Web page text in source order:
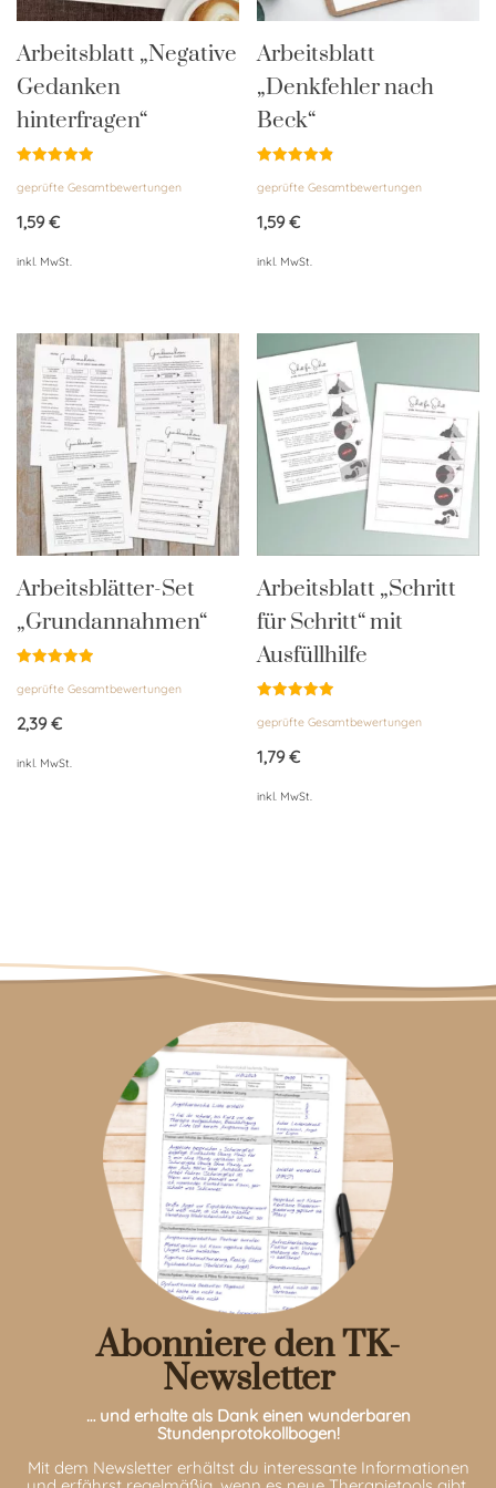
Arbeitsblatt „Negative
Gedanken
hinterfragen“
mit
von 5
geprüfte Gesamtbewertungen
1,59€
inkl. MwSt.
Arbeitsblatt
„Denkfehler nach
Beck“
mit
von 5
geprüfte Gesamtbewertungen
1,59€
inkl. MwSt.
Arbeitsblätter-Set
„Grundannahmen“
mit
von 5
geprüfte Gesamtbewertungen
2,39€
inkl. MwSt.
Arbeitsblatt „Schritt
für Schritt“ mit
Ausfüllhilfe
mit
von 5
geprüfte Gesamtbewertungen
1,79€
inkl. MwSt.
Abonniere den TK-
Newsletter
… und erhalte als Dank einen wunderbaren
Stundenprotokollbogen!
Mit dem Newsletter erhältst du interessante Informationen